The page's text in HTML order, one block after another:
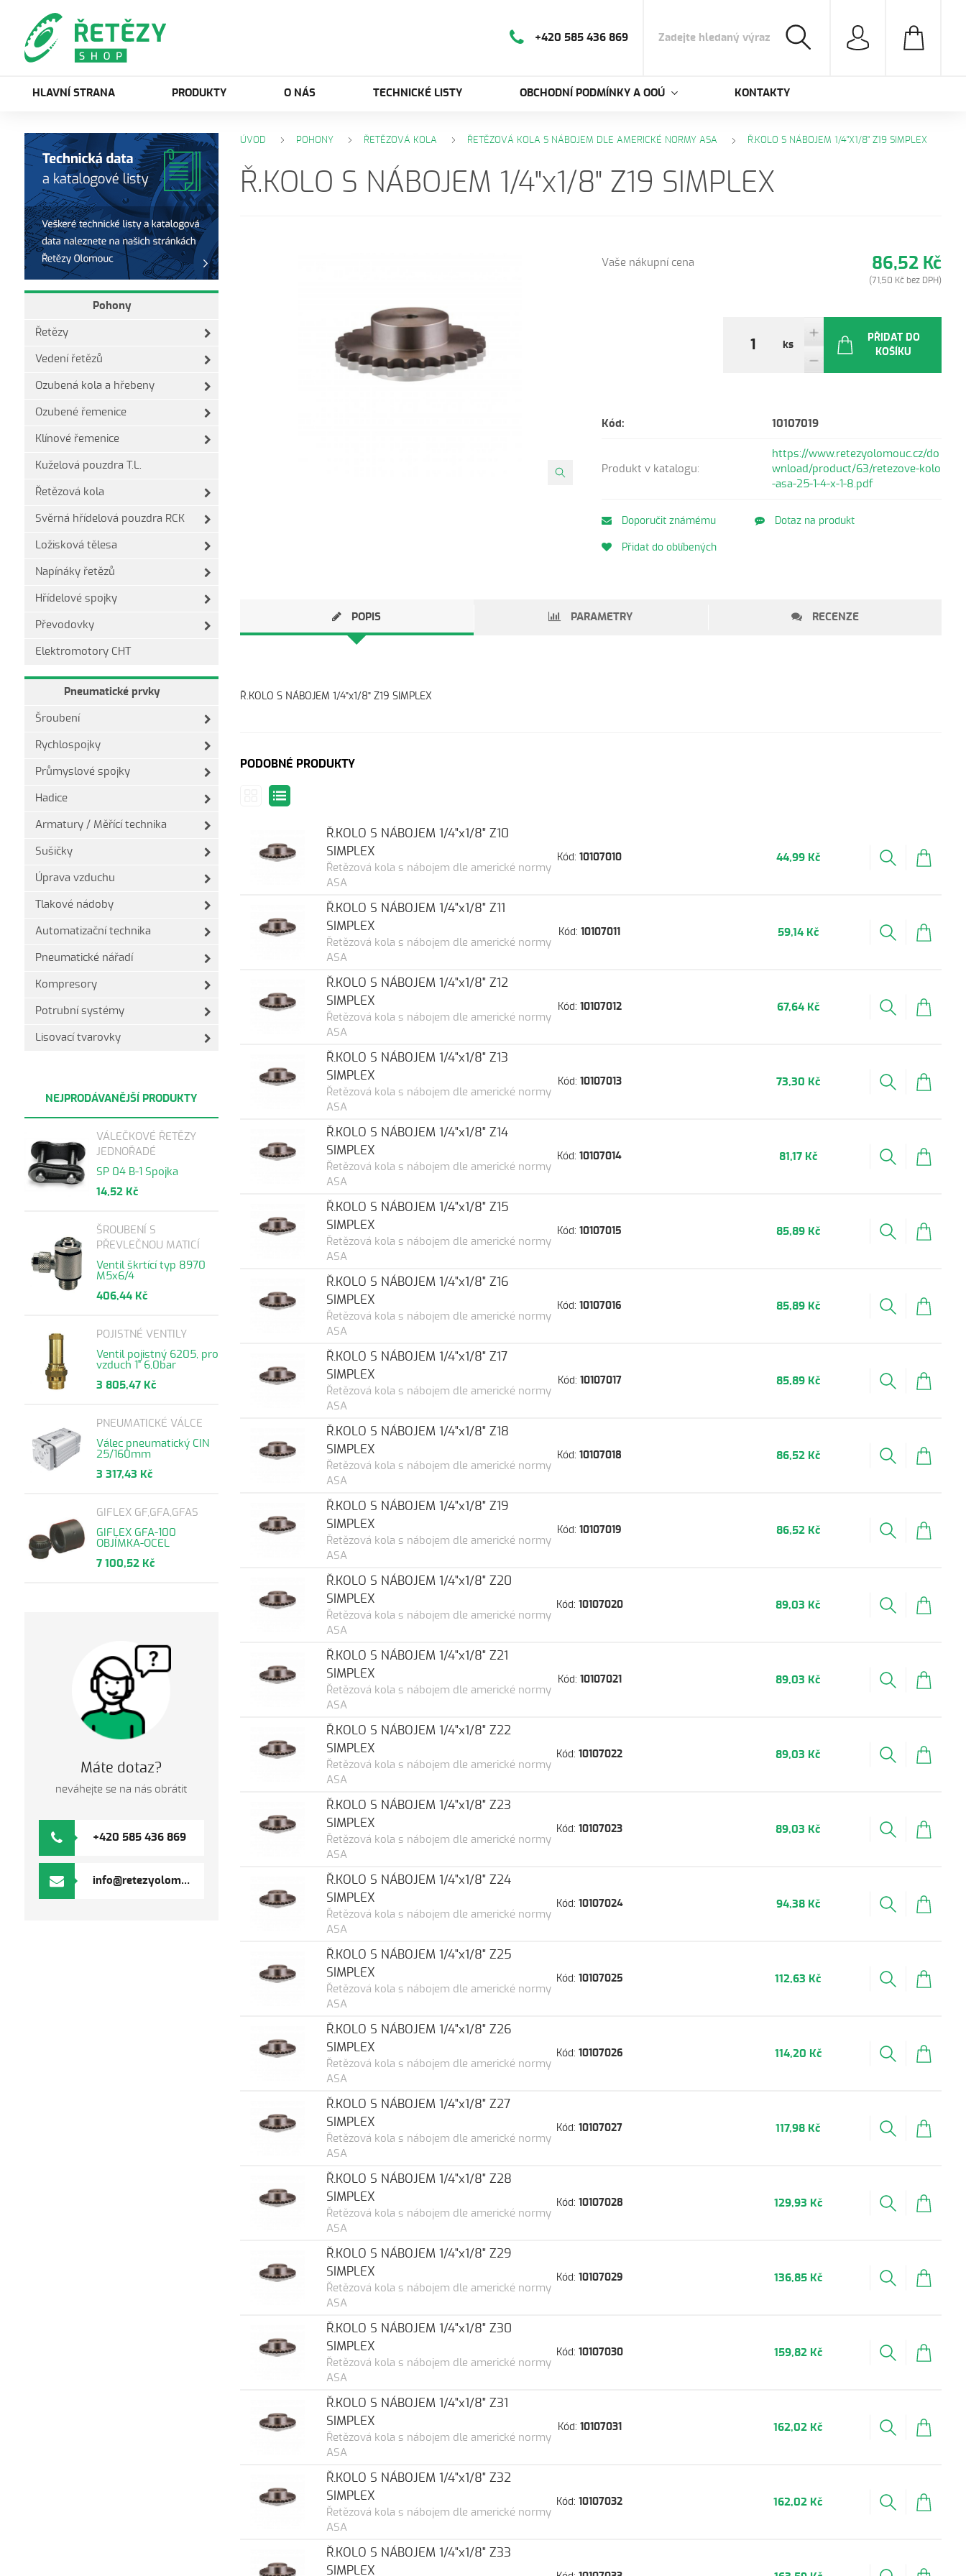
+420 585 436 869
HLAVNÍ STRANA PRODUKTY O NÁS TECHNICKÉ LISTY OBCHODNÍ PODMÍNKY A OOÚ KONTAKTY
Pohony
Řetězy
Vedení řetězů
Ozubená kola a hřebeny
Ozubené řemenice
Klínové řemenice
Kuželová pouzdra T.L.
Řetězová kola
Svěrná hřídelová pouzdra RCK
Ložisková tělesa
Napínáky řetězů
Hřídelové spojky
Převodovky
Elektromotory CHT
Pneumatické prvky
Šroubení
Rychlospojky
Průmyslové spojky
Hadice
Armatury / Měřící technika
Sušičky
Úprava vzduchu
Tlakové nádoby
Automatizační technika
Pneumatické nářadí
Kompresory
Potrubní systémy
Lisovací tvarovky
NEJPRODÁVANĚJŠÍ PRODUKTY
VÁLEČKOVÉ ŘETĚZY
JEDNOŘADÉ
SP 04 B-1 Spojka
14,52 Kč
ŠROUBENÍ S
PŘEVLEČNOU MATICÍ
Ventil škrtící typ 8970
M5x6/4
406,44 Kč
POJISTNÉ VENTILY
Ventil pojistný 6205, pro
vzduch 1" 6,0bar
3 805,47 Kč
PNEUMATICKÉ VÁLCE
Válec pneumatický CIN
25/160mm
3 317,43 Kč
GIFLEX GF,GFA,GFAS
GIFLEX GFA-100
OBJÍMKA-OCEL
7 100,52 Kč
Máte dotaz?
neváhejte se na nás obrátit
+420 585 436 869
info@retezyolomouc.cz
ÚVOD POHONY ŘETĚZOVÁ KOLA ŘETĚZOVÁ KOLA S NÁBOJEM DLE AMERICKÉ NORMY ASA Ř.KOLO S NÁBOJEM 1/4"X1/8" Z19 SIMPLEX
Ř.KOLO S NÁBOJEM 1/4"x1/8" Z19 SIMPLEX
Vaše nákupní cena 86,52 Kč
(71,50 Kč bez DPH)
ks
PŘIDAT DO
KOŠÍKU
Kód: 10107019
Produkt v katalogu:
https://www.retezyolomouc.cz/do
wnload/product/63/retezove-kolo
-asa-25-1-4-x-1-8.pdf
Doporučit známému Dotaz na produkt
Přidat do oblíbených
POPIS PARAMETRY RECENZE
Ř.KOLO S NÁBOJEM 1/4"x1/8" Z19 SIMPLEX
PODOBNÉ PRODUKTY
Kód:10107010
Řetězová kola s nábojem dle americké normy
ASA
Ř.KOLO S NÁBOJEM 1/4"x1/8" Z10
SIMPLEX
44,99 Kč
Kód:10107011
Řetězová kola s nábojem dle americké normy
ASA
Ř.KOLO S NÁBOJEM 1/4"x1/8" Z11
SIMPLEX
59,14 Kč
Kód: 10107012
Řetězová kola s nábojem dle americké normy
ASA
Ř.KOLO S NÁBOJEM 1/4"x1/8" Z12
SIMPLEX
67,64 Kč
Kód: 10107013
Řetězová kola s nábojem dle americké normy
ASA
Ř.KOLO S NÁBOJEM 1/4"x1/8" Z13
SIMPLEX
73,30 Kč
Kód:10107014
Řetězová kola s nábojem dle americké normy
ASA
Ř.KOLO S NÁBOJEM 1/4"x1/8" Z14
SIMPLEX
81,17 Kč
Kód:10107015
Řetězová kola s nábojem dle americké normy
ASA
Ř.KOLO S NÁBOJEM 1/4"x1/8" Z15
SIMPLEX
85,89 Kč
Kód:10107016
Řetězová kola s nábojem dle americké normy
ASA
Ř.KOLO S NÁBOJEM 1/4"x1/8" Z16
SIMPLEX
85,89 Kč
Kód: 10107017
Řetězová kola s nábojem dle americké normy
ASA
Ř.KOLO S NÁBOJEM 1/4"x1/8" Z17
SIMPLEX
85,89 Kč
Kód:10107018
Řetězová kola s nábojem dle americké normy
ASA
Ř.KOLO S NÁBOJEM 1/4"x1/8" Z18
SIMPLEX
86,52 Kč
Kód:10107019
Řetězová kola s nábojem dle americké normy
ASA
Ř.KOLO S NÁBOJEM 1/4"x1/8" Z19
SIMPLEX
86,52 Kč
Kód: 10107020
Řetězová kola s nábojem dle americké normy
ASA
Ř.KOLO S NÁBOJEM 1/4"x1/8" Z20
SIMPLEX
89,03 Kč
Kód: 10107021
Řetězová kola s nábojem dle americké normy
ASA
Ř.KOLO S NÁBOJEM 1/4"x1/8" Z21
SIMPLEX
89,03 Kč
Kód:10107022
Řetězová kola s nábojem dle americké normy
ASA
Ř.KOLO S NÁBOJEM 1/4"x1/8" Z22
SIMPLEX
89,03 Kč
Kód:10107023
Řetězová kola s nábojem dle americké normy
ASA
Ř.KOLO S NÁBOJEM 1/4"x1/8" Z23
SIMPLEX
89,03 Kč
Kód: 10107024
Řetězová kola s nábojem dle americké normy
ASA
Ř.KOLO S NÁBOJEM 1/4"x1/8" Z24
SIMPLEX
94,38 Kč
Kód: 10107025
Řetězová kola s nábojem dle americké normy
ASA
Ř.KOLO S NÁBOJEM 1/4"x1/8" Z25
SIMPLEX
112,63 Kč
Kód: 10107026
Řetězová kola s nábojem dle americké normy
ASA
Ř.KOLO S NÁBOJEM 1/4"x1/8" Z26
SIMPLEX
114,20 Kč
Kód:10107027
Řetězová kola s nábojem dle americké normy
ASA
Ř.KOLO S NÁBOJEM 1/4"x1/8" Z27
SIMPLEX
117,98 Kč
Kód: 10107028
Řetězová kola s nábojem dle americké normy
ASA
Ř.KOLO S NÁBOJEM 1/4"x1/8" Z28
SIMPLEX
129,93 Kč
Kód: 10107029
Řetězová kola s nábojem dle americké normy
ASA
Ř.KOLO S NÁBOJEM 1/4"x1/8" Z29
SIMPLEX
136,85 Kč
Kód: 10107030
Řetězová kola s nábojem dle americké normy
ASA
Ř.KOLO S NÁBOJEM 1/4"x1/8" Z30
SIMPLEX
159,82 Kč
Kód: 10107031
Řetězová kola s nábojem dle americké normy
ASA
Ř.KOLO S NÁBOJEM 1/4"x1/8" Z31
SIMPLEX
162,02 Kč
Kód:10107032
Řetězová kola s nábojem dle americké normy
ASA
Ř.KOLO S NÁBOJEM 1/4"x1/8" Z32
SIMPLEX
162,02 Kč
Ř.KOLO S NÁBOJEM 1/4"x1/8" Z33
SIMPLEX